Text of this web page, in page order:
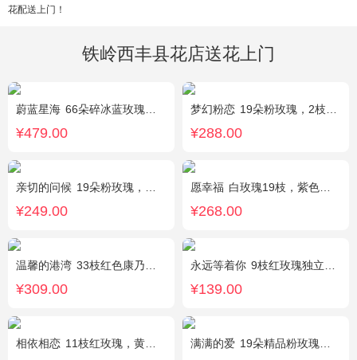
花配送上门！
铁岭西丰县花店送花上门
蔚蓝星海 66朵碎冰蓝玫瑰，外围满天星环绕
¥479.00
梦幻粉恋 19朵粉玫瑰，2枝白色香水百合、尤加利叶搭配
¥288.00
亲切的问候 19朵粉玫瑰，叶上黄金点缀。
¥249.00
愿幸福 白玫瑰19枝，紫色勿忘我围绕。
¥268.00
温馨的港湾 33枝红色康乃馨，3枝白色多头香水百合，绿叶，满天星搭配丰满。
¥309.00
永远等着你 9枝红玫瑰独立包装，黄英丰满。
¥139.00
相依相恋 11枝红玫瑰，黄莺、满天星适量点缀，另加2只可爱小熊公仔。(小熊以实物为准) 满满的爱 19朵精品粉玫瑰，搭配适量紫色勿忘我间插。